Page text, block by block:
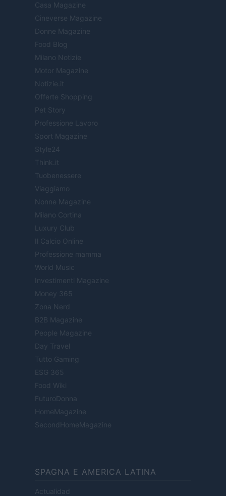
Casa Magazine
Cineverse Magazine
Donne Magazine
Food Blog
Milano Notizie
Motor Magazine
Notizie.it
Offerte Shopping
Pet Story
Professione Lavoro
Sport Magazine
Style24
Think.it
Tuobenessere
Viaggiamo
Nonne Magazine
Milano Cortina
Luxury Club
Il Calcio Online
Professione mamma
World Music
Investimenti Magazine
Money 365
Zona Nerd
B2B Magazine
People Magazine
Day Travel
Tutto Gaming
ESG 365
Food Wiki
FuturoDonna
HomeMagazine
SecondHomeMagazine
SPAGNA E AMERICA LATINA
Actualidad